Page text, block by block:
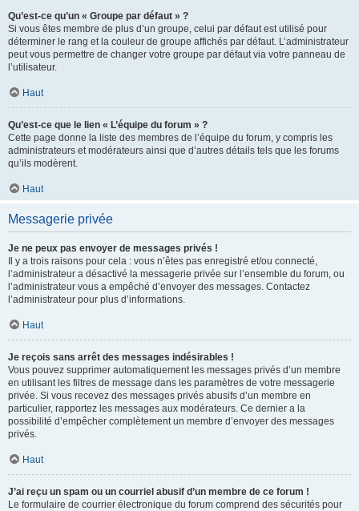
Qu’est-ce qu’un « Groupe par défaut » ?
Si vous êtes membre de plus d’un groupe, celui par défaut est utilisé pour
déterminer le rang et la couleur de groupe affichés par défaut. L’administrateur
peut vous permettre de changer votre groupe par défaut via votre panneau de
l’utilisateur.
Haut
Qu’est-ce que le lien « L’équipe du forum » ?
Cette page donne la liste des membres de l’équipe du forum, y compris les
administrateurs et modérateurs ainsi que d’autres détails tels que les forums
qu’ils modèrent.
Haut
Messagerie privée
Je ne peux pas envoyer de messages privés !
Il y a trois raisons pour cela : vous n’êtes pas enregistré et/ou connecté,
l’administrateur a désactivé la messagerie privée sur l’ensemble du forum, ou
l’administrateur vous a empêché d’envoyer des messages. Contactez
l’administrateur pour plus d’informations.
Haut
Je reçois sans arrêt des messages indésirables !
Vous pouvez supprimer automatiquement les messages privés d’un membre
en utilisant les filtres de message dans les paramètres de votre messagerie
privée. Si vous recevez des messages privés abusifs d’un membre en
particulier, rapportez les messages aux modérateurs. Ce dernier a la
possibilité d’empêcher complètement un membre d’envoyer des messages
privés.
Haut
J’ai reçu un spam ou un courriel abusif d’un membre de ce forum !
Le formulaire de courrier électronique du forum comprend des sécurités pour